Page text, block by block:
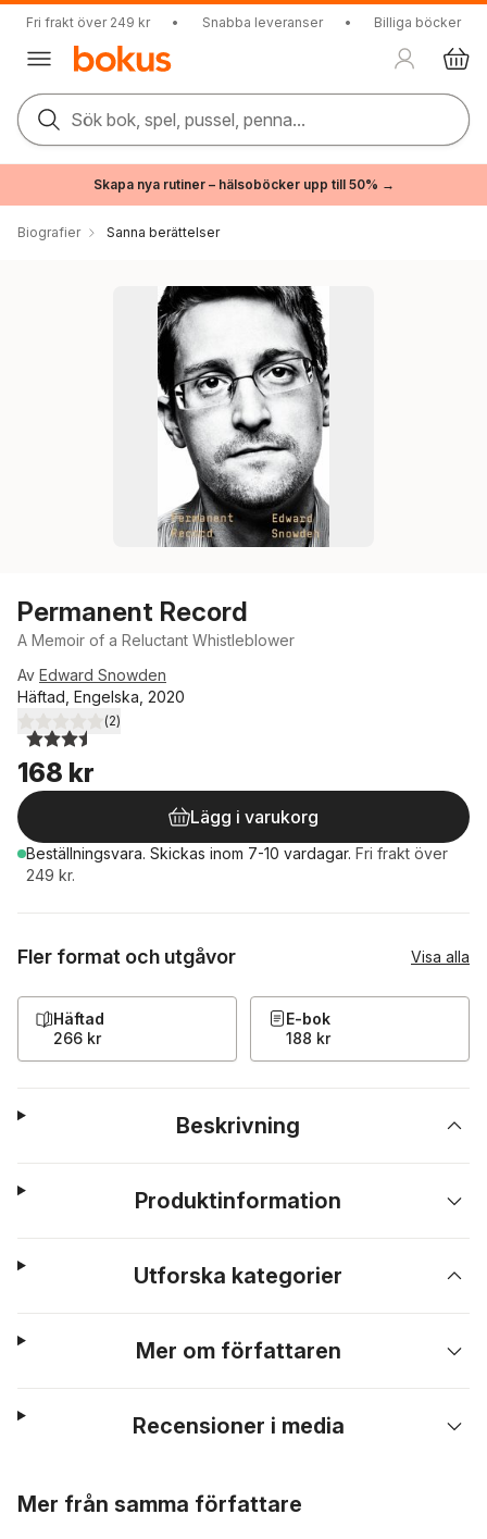
Fri frakt över 249 kr • Snabba leveranser • Billiga böcker
Sök bok, spel, pussel, penna...
Skapa nya rutiner – hälsoböcker upp till 50% →
Biografier Sanna berättelser
Permanent Record
A Memoir of a Reluctant Whistleblower
Av Edward Snowden
Häftad, Engelska, 2020
3,5utav 5 stjärnor. Totalt antal röster:
(2)
168 kr
Lägg i varukorg
Beställningsvara. Skickas inom 7-10 vardagar. Fri frakt över
249 kr.
Fler format och utgåvor Visa alla
Häftad
266 kr
E-bok
188 kr
Beskrivning
Produktinformation
Utforska kategorier
Mer om författaren
Recensioner i media
Mer från samma författare